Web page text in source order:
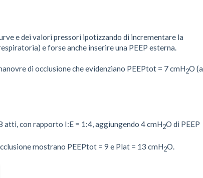
e dei valori pressori ipotizzando di incrementare la
e forse anche inserire una PEEP esterna.
di occlusione che evidenziano PEEPtot = 7 cmH2O (a
atti, con rapporto I:E = 1:4, aggiungendo 4 cmH2O di PEEP
mostrano PEEPtot = 9 e Plat = 13 cmH2O.